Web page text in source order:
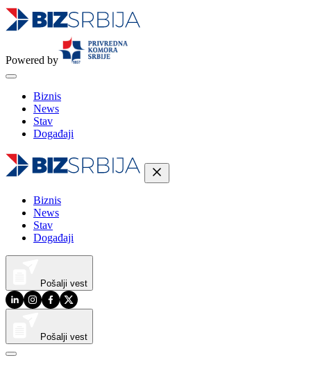
Powered by
Biznis
News
Stav
Događaji
Biznis
News
Stav
Događaji
Pošalji vest
Pošalji vest